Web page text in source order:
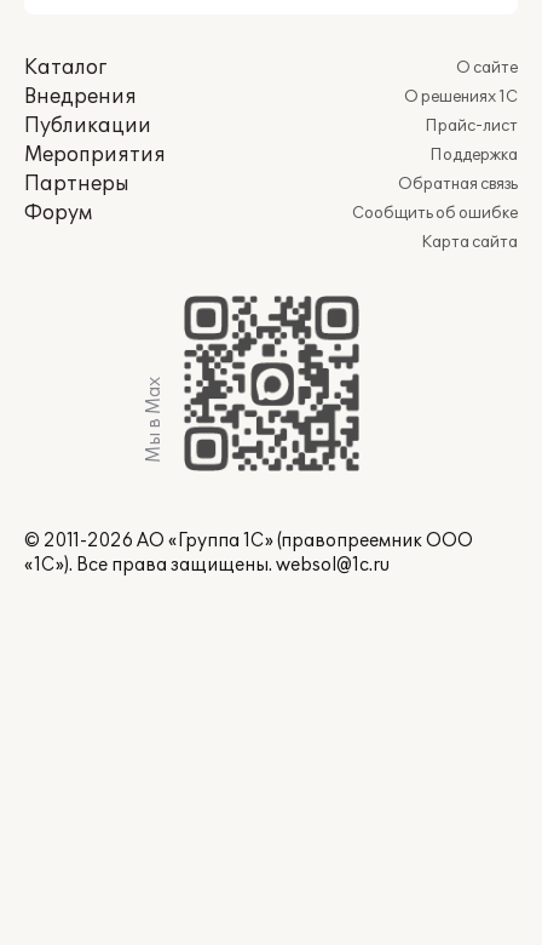
Каталог
Внедрения
Публикации
Мероприятия
Партнеры
Форум
О сайте
О решениях 1С
Прайс-лист
Поддержка
Обратная связь
Сообщить об ошибке
Карта сайта
Мы в Max
© 2011-2026 АО «Группа 1С» (правопреемник ООО
«1С»). Все права защищены. websol@1c.ru